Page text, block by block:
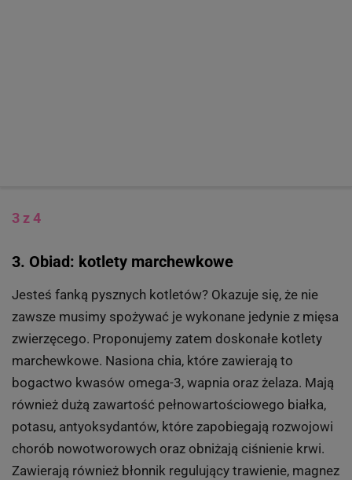
3 z 4
3. Obiad: kotlety marchewkowe
Jesteś fanką pysznych kotletów? Okazuje się, że nie
zawsze musimy spożywać je wykonane jedynie z mięsa
zwierzęcego. Proponujemy zatem doskonałe kotlety
marchewkowe. Nasiona chia, które zawierają to
bogactwo kwasów omega-3, wapnia oraz żelaza. Mają
również dużą zawartość pełnowartościowego białka,
potasu, antyoksydantów, które zapobiegają rozwojowi
chorób nowotworowych oraz obniżają ciśnienie krwi.
Zawierają również błonnik regulujący trawienie, magnez